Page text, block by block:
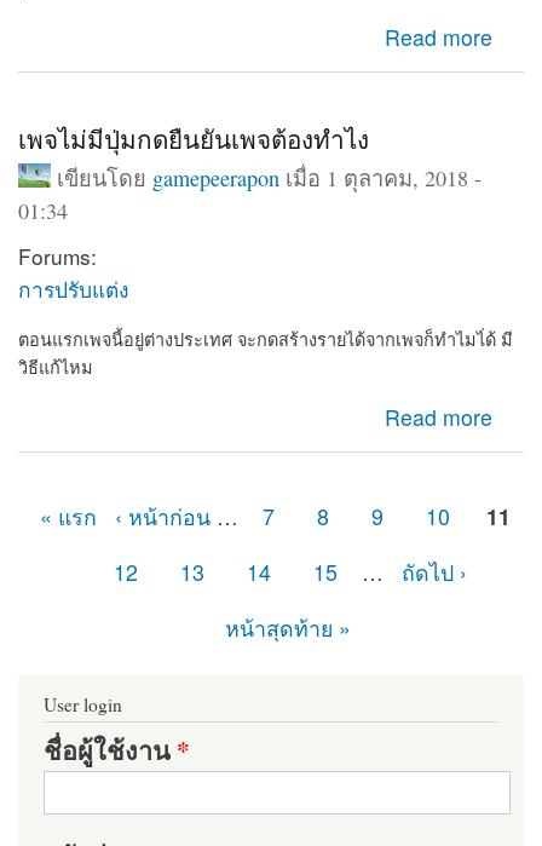
Read more
เพจไม่มีปุ่มกดยืนยันเพจต้องทำไง
เขียนโดย gamepeerapon เมื่อ 1 ตุลาคม, 2018 -
01:34
Forums:
การปรับแต่ง
ตอนแรกเพจนี้อยู่ต่างประเทศ จะกดสร้างรายได้จากเพจก็ทำไมไ่ด้ มี
วิธีแก้ไหม
Read more
หน้า« แรก ‹ หน้าก่อน … 7 8 9 10
11
12
13 14 15 …
ถัดไป ›
หน้าสุดท้าย »
User login
ชื่อผู้ใช้งาน*